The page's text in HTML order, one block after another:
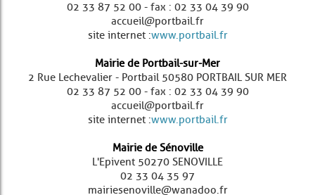
02 33 87 52 00 - fax : 02 33 04 39 90
accueil@portbail.fr
site internet :www.portbail.fr
Mairie de Portbail-sur-Mer
2 Rue Lechevalier - Portbail 50580 PORTBAIL SUR MER
02 33 87 52 00 - fax : 02 33 04 39 90
accueil@portbail.fr
site internet :www.portbail.fr
Mairie de Sénoville
L'Epivent 50270 SENOVILLE
02 33 04 35 97
mairiesenoville@wanadoo.fr